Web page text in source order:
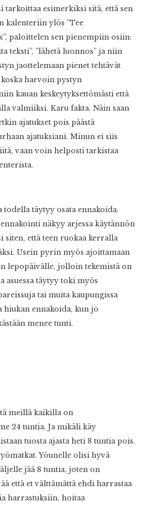
tarkoittaa esimerkiksi sitä, että sen
kalenteriin ylös ”Tee
paloittelen sen pienempiin osiin:
teksti”, ”lähetä luonnos” ja niin
jaottelemaan pienet tehtävät
harvoin pystyn
kauan keskeytyksettömästi että
valmiiksi. Karu fakta. Näin saan
ajatukset pois päästä
ajatuksiani. Minun ei siis
vaan voin helposti tarkistaa
todella täytyy osata ennakoida.
ennakointi näkyy arjessa käytännön
siten, että teen ruokaa kerralla
Usein pyrin myös ajoittamaan
lepopäivälle, jolloin tekemistä on
asuessa täytyy toki myös
tai muita kaupungissa
hiukan ennakoida, kun jo
menee tunti.
meillä kaikilla on
24 tuntia. Ja mikäli käy
tuosta ajasta heti 8 tuntia pois.
Yöunelle olisi hyvä
jää 8 tuntia, joten on
että et välttämättä ehdi harrastaa
harrastuksiin, hoitaa